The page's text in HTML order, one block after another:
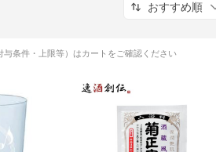
おすすめ順
条件・上限等）はカートをご確認ください